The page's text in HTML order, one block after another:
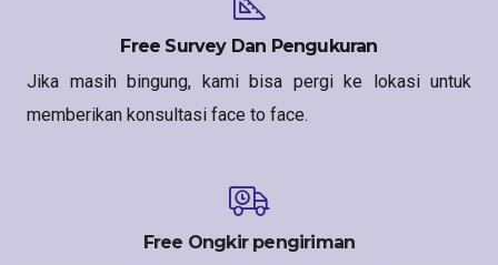
Free Survey Dan Pengukuran
Jika masih bingung, kami bisa pergi ke lokasi untuk
memberikan konsultasi face to face.
Free Ongkir pengiriman